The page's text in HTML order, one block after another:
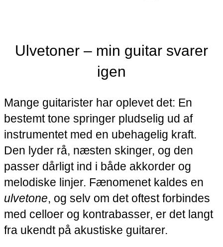
Ulvetoner – min guitar svarer
igen
Mange guitarister har oplevet det: En
bestemt tone springer pludselig ud af
instrumentet med en ubehagelig kraft.
Den lyder rå, næsten skinger, og den
passer dårligt ind i både akkorder og
melodiske linjer. Fænomenet kaldes en
ulvetone, og selv om det oftest forbindes
med celloer og kontrabasser, er det langt
fra ukendt på akustiske guitarer.